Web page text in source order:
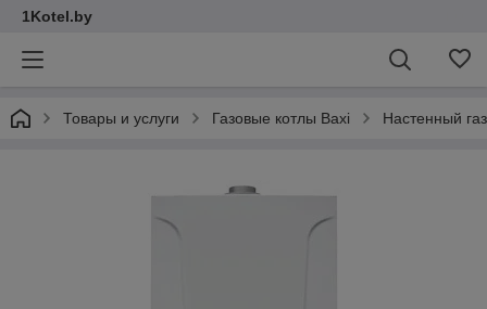
1Kotel.by
Товары и услуги Газовые котлы Baxi Настенный